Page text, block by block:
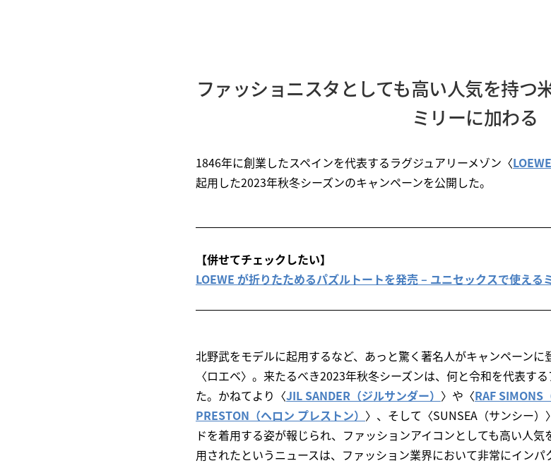
ファッショニスタとしても高い人気を持つ
ミリーに加わる
1846年に創業したスペインを代表するラグジュアリーメゾン〈
起用した2023年秋冬シーズンのキャンペーンを公開した。
【併せてチェックしたい】
LOEWE が折りたためるパズルトートを発売 – ユニセックスで使える
北野武をモデルに起用するなど、あっと驚く著名人がキャンペーン
〈ロエベ〉。来たるべき2023年秋冬シーズンは、何と令和を代表す
た。かねてより〈JIL SANDER（ジルサンダー） 〉や〈RAF SIMONS
PRESTON（ヘロン プレストン） 〉、そして〈SUNSEA（サンシー
ドを着用する姿が報じられ、ファッションアイコンとしても高い人
用されたというニュースは、ファッション業界において非常にイン